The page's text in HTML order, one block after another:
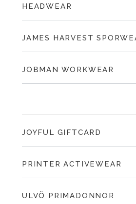
HEADWEAR
JAMES HARVEST
JOBMAN WORKWEAR
JOYFUL GIFTCARD
PRINTER ACTIVEWEAR
ULVÖ PRIMADONNOR